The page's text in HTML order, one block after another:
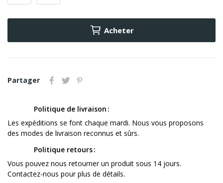
Acheter
Partager
Politique de livraison
Les expéditions se font chaque mardi. Nous vous proposons
des modes de livraison reconnus et sûrs.
Politique retours
Vous pouvez nous retourner un produit sous 14 jours.
Contactez-nous pour plus de détails.